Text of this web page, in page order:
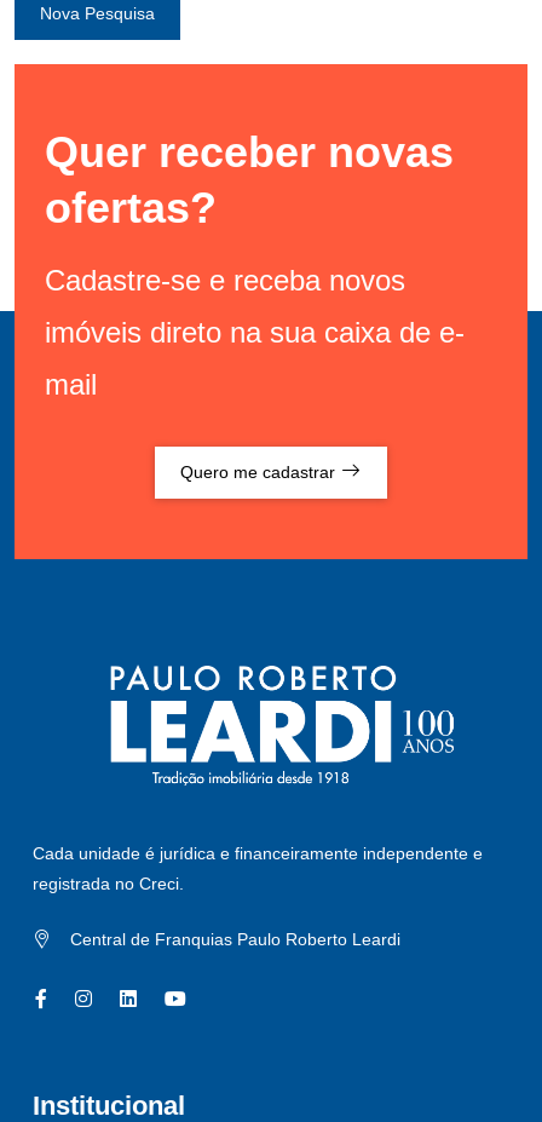
Nova Pesquisa
Quer receber novas
ofertas?
Cadastre-se e receba novos
imóveis direto na sua caixa de e-
mail
Quero me cadastrar
Cada unidade é jurídica e financeiramente independente e
registrada no Creci.
Central de Franquias Paulo Roberto Leardi
Institucional